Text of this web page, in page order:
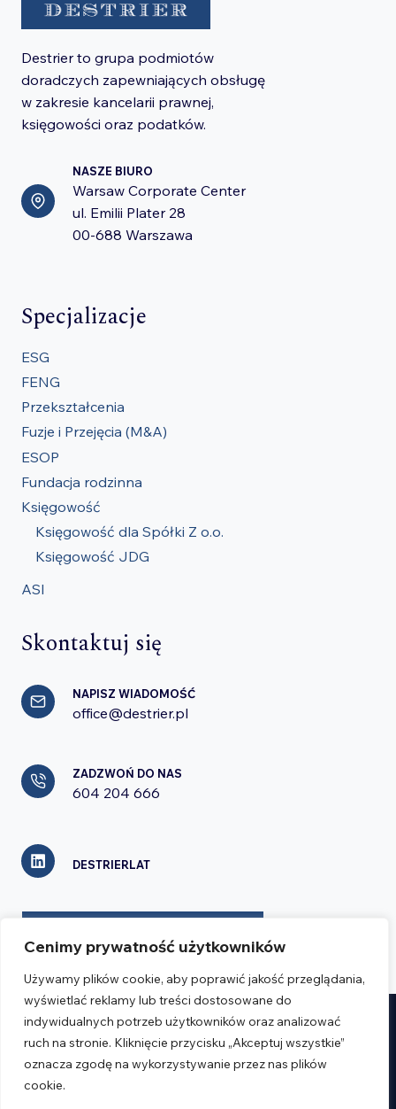
Cenimy prywatność użytkowników
Używamy plików cookie, aby poprawić jakość przeglądania,
wyświetlać reklamy lub treści dostosowane do
indywidualnych potrzeb użytkowników oraz analizować
ruch na stronie. Kliknięcie przycisku „Akceptuj wszystkie”
oznacza zgodę na wykorzystywanie przez nas plików
cookie.
Destrier to grupa podmiotów
doradczych zapewniających obsługę
w zakresie kancelarii prawnej,
księgowości oraz podatków.
NASZE BIURO
Warsaw Corporate Center
ul. Emilii Plater 28
00-688 Warszawa
Specjalizacje
ESG
FENG
Przekształcenia
Fuzje i Przejęcia (M&A)
ESOP
Fundacja rodzinna
Księgowość
Księgowość dla Spółki Z o.o.
Księgowość JDG
ASI
Skontaktuj się
NAPISZ WIADOMOŚĆ
office@destrier.pl
ZADZWOŃ DO NAS
604 204 666
DESTRIERLAT
FORMULARZ KONTAKTOWY
Realizacja:Verseo.pl
Regulamin